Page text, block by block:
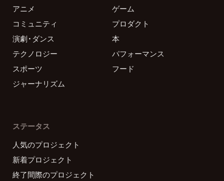
アニメ
ゲーム
コミュニティ
プロダクト
演劇・ダンス
本
テクノロジー
パフォーマンス
スポーツ
フード
ジャーナリズム
ステータス
人気のプロジェクト
新着プロジェクト
終了間際のプロジェクト